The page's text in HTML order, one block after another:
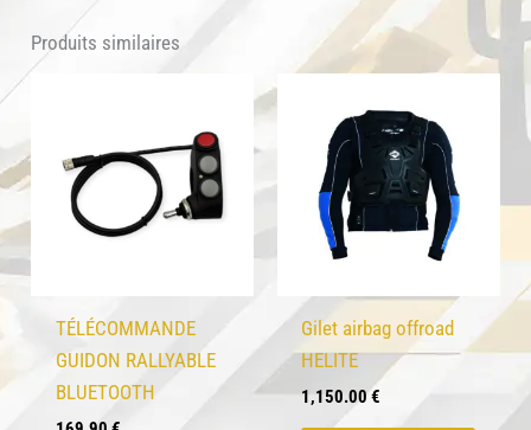
Produits similaires
TÉLÉCOMMANDE
GUIDON RALLYABLE
BLUETOOTH
Gilet airbag offroad
HELITE
1,150.00€